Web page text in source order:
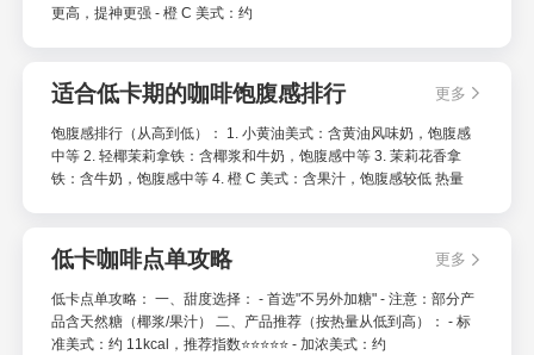
更高，提神更强 - 橙 C 美式：约
适合低卡期的咖啡饱腹感排行 更多
饱腹感排行（从高到低）： 1. 小黄油美式：含黄油风味奶，饱腹感
中等 2. 轻椰茉莉拿铁：含椰浆和牛奶，饱腹感中等 3. 茉莉花香拿
铁：含牛奶，饱腹感中等 4. 橙 C 美式：含果汁，饱腹感较低 热量
低卡咖啡点单攻略 更多
低卡点单攻略： 一、甜度选择： - 首选"不另外加糖" - 注意：部分产
品含天然糖（椰浆/果汁） 二、产品推荐（按热量从低到高）： - 标
准美式：约 11kcal，推荐指数⭐⭐⭐⭐⭐ - 加浓美式：约